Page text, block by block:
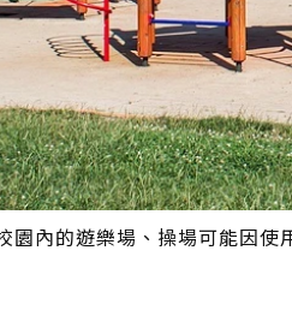
園內的遊樂場、操場可能因